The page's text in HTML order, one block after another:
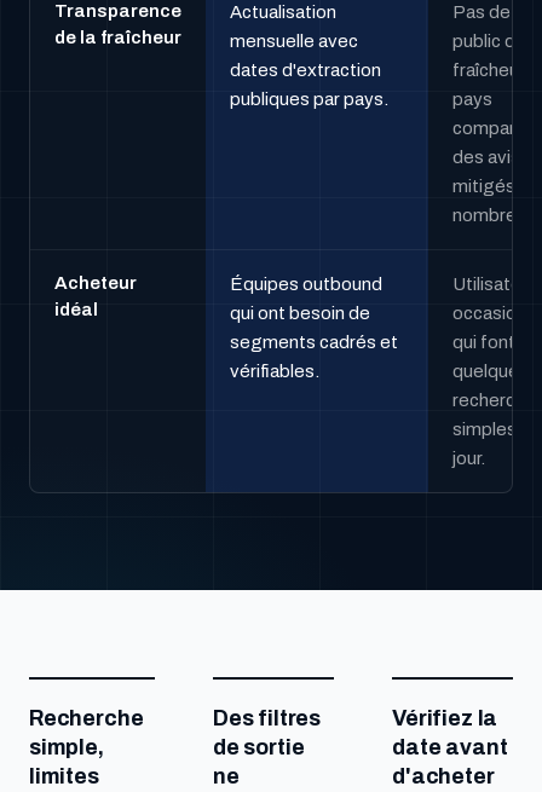
Transparence
de la fraîcheur
Actualisation
mensuelle avec
dates d'extraction
publiques par pays.
Pas de
public de
fraîcheur
pays
des avis
mitigés et
nombreux.
Acheteur
idéal
Équipes outbound
qui ont besoin de
segments cadrés et
vérifiables.
qui font
quelques
simples
jour.
Recherche
simple,
limites
Des filtres
de sortie
ne
Vérifiez la
date avant
d'acheter